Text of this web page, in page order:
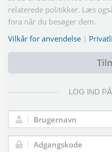
relaterede politikker. Læs
fora når du besøger dem.
Vilkår for anvendelse |
LOG IND
Brugernavn:
Adgangskode: